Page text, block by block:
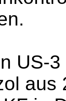
US-
aus